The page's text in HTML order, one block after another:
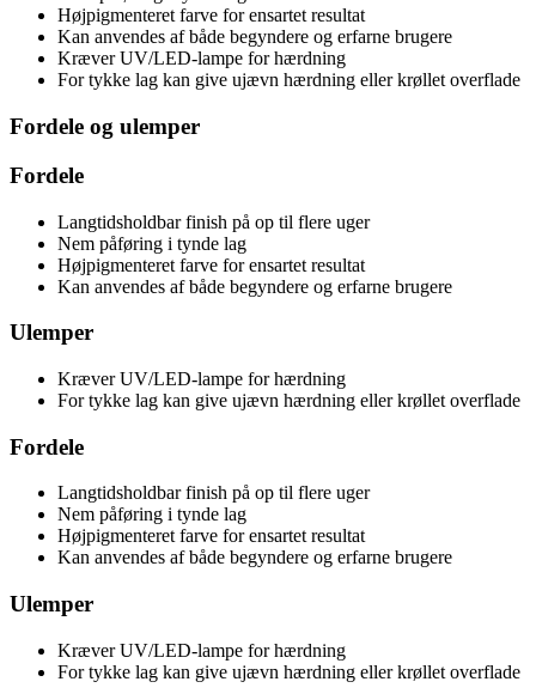
Højpigmenteret farve for ensartet resultat
Kan anvendes af både begyndere og erfarne brugere
Kræver UV/LED-lampe for hærdning
For tykke lag kan give ujævn hærdning eller krøllet overflade
Fordele og ulemper
Fordele
Langtidsholdbar finish på op til flere uger
Nem påføring i tynde lag
Højpigmenteret farve for ensartet resultat
Kan anvendes af både begyndere og erfarne brugere
Ulemper
Kræver UV/LED-lampe for hærdning
For tykke lag kan give ujævn hærdning eller krøllet overflade
Fordele
Langtidsholdbar finish på op til flere uger
Nem påføring i tynde lag
Højpigmenteret farve for ensartet resultat
Kan anvendes af både begyndere og erfarne brugere
Ulemper
Kræver UV/LED-lampe for hærdning
For tykke lag kan give ujævn hærdning eller krøllet overflade